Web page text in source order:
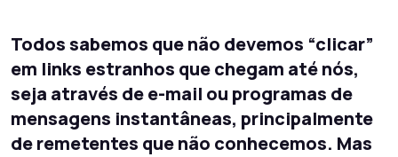
Todos sabemos que não devemos “clicar”
em links estranhos que chegam até nós,
seja através de e-mail ou programas de
mensagens instantâneas, principalmente
de remetentes que não conhecemos. Mas